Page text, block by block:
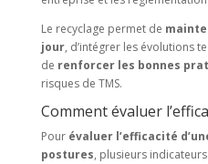
Le recyclage permet de
jour, d’intégrer les évolutions
de renforcer les bonnes
risques de TMS.
Comment évaluer
Pour évaluer l’efficacité
postures, plusieurs